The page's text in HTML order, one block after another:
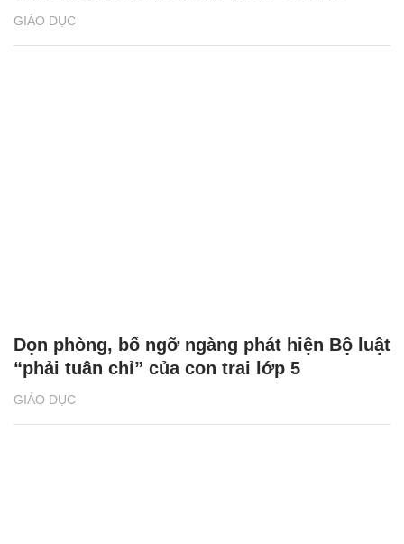
GIÁO DỤC
GIÁO DỤC
Dọn phòng, bố ngỡ ngàng phát hiện Bộ luật
“phải tuân chỉ” của con trai lớp 5